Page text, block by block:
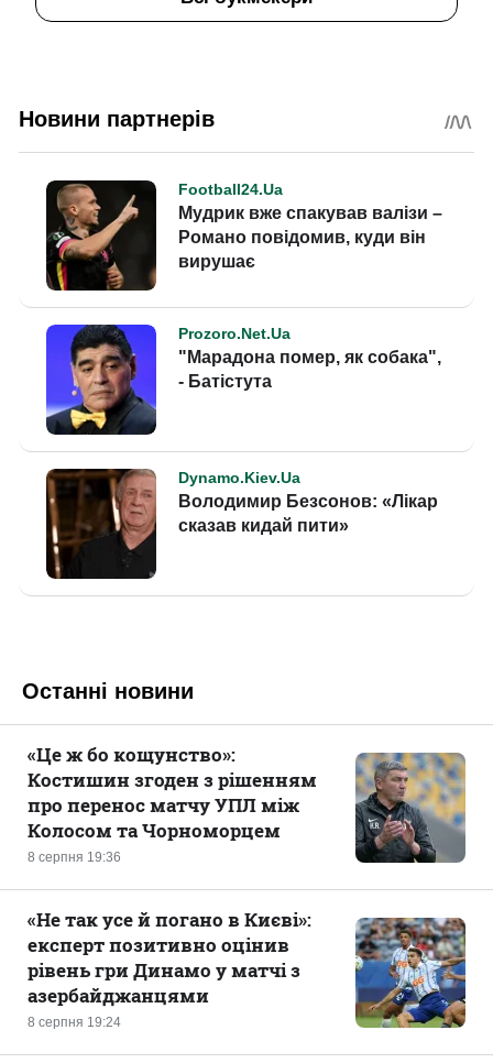
Останні новини
8 серпня 19:36
«Це ж бо кощунство»:
Костишин згоден з рішенням
про перенос матчу УПЛ між
Колосом та Чорноморцем
8 серпня 19:24
«Не так усе й погано в Києві»:
експерт позитивно оцінив
рівень гри Динамо у матчі з
азербайджанцями